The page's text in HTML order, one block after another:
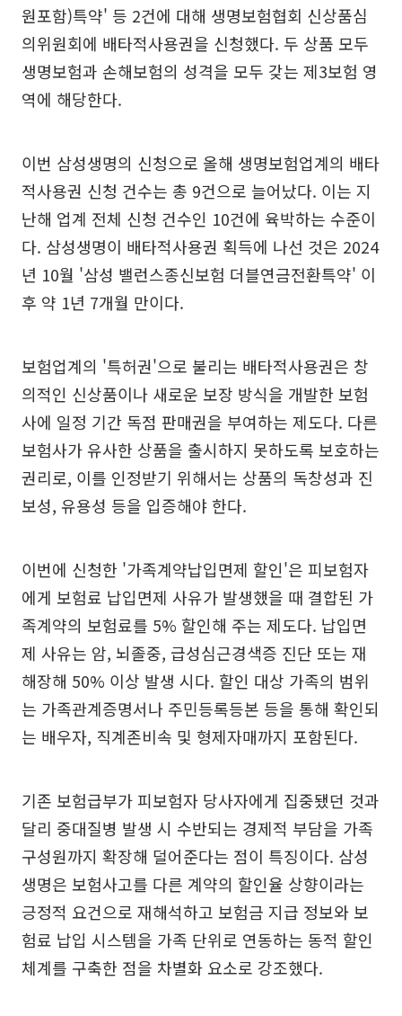
원포함)특약' 등 2건에 대해 생명보험협회 신상품심
의위원회에 배타적사용권을 신청했다. 두 상품 모두
생명보험과 손해보험의 성격을 모두 갖는 제3보험 영
역에 해당한다.
이번 삼성생명의 신청으로 올해 생명보험업계의 배타
적사용권 신청 건수는 총 9건으로 늘어났다. 이는 지
난해 업계 전체 신청 건수인 10건에 육박하는 수준이
다. 삼성생명이 배타적사용권 획득에 나선 것은 2024
년 10월 '삼성 밸런스종신보험 더블연금전환특약' 이
후 약 1년 7개월 만이다.
보험업계의 '특허권'으로 불리는 배타적사용권은 창
의적인 신상품이나 새로운 보장 방식을 개발한 보험
사에 일정 기간 독점 판매권을 부여하는 제도다. 다른
보험사가 유사한 상품을 출시하지 못하도록 보호하는
권리로, 이를 인정받기 위해서는 상품의 독창성과 진
보성, 유용성 등을 입증해야 한다.
이번에 신청한 '가족계약납입면제 할인'은 피보험자
에게 보험료 납입면제 사유가 발생했을 때 결합된 가
족계약의 보험료를 5% 할인해 주는 제도다. 납입면
제 사유는 암, 뇌졸중, 급성심근경색증 진단 또는 재
해장해 50% 이상 발생 시다. 할인 대상 가족의 범위
는 가족관계증명서나 주민등록등본 등을 통해 확인되
는 배우자, 직계존비속 및 형제자매까지 포함된다.
기존 보험급부가 피보험자 당사자에게 집중됐던 것과
달리 중대질병 발생 시 수반되는 경제적 부담을 가족
구성원까지 확장해 덜어준다는 점이 특징이다. 삼성
생명은 보험사고를 다른 계약의 할인율 상향이라는
긍정적 요건으로 재해석하고 보험금 지급 정보와 보
험료 납입 시스템을 가족 단위로 연동하는 동적 할인
체계를 구축한 점을 차별화 요소로 강조했다.